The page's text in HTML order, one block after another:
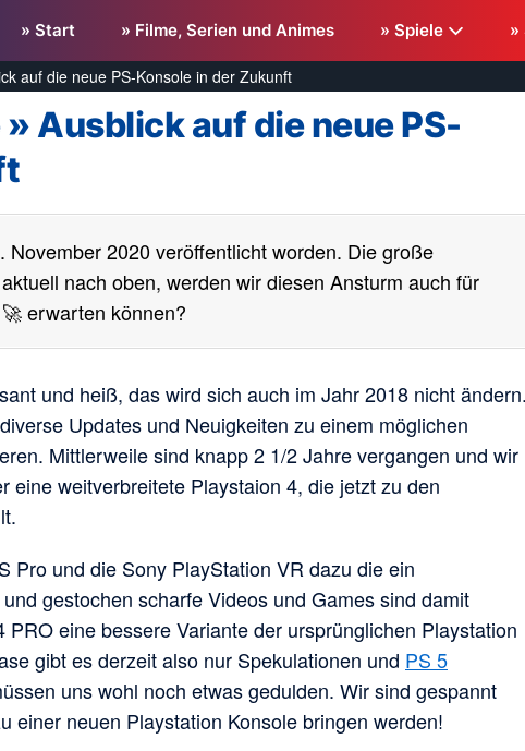
» Start » Filme, Serien und Animes » Spiele »
auf die neue PS-Konsole in der Zukunft
Ausblick auf die neue PS-
November 2020 veröffentlicht worden. Die große
nach oben, werden wir diesen Ansturm auch für
🚀 erwarten können?
und heiß, das wird sich auch im Jahr 2018 nicht ändern.
Updates und Neuigkeiten zu einem möglichen
Mittlerweile sind knapp 2 1/2 Jahre vergangen und wir
eine weitverbreitete Playstaion 4, die jetzt zu den
Pro und die Sony PlayStation VR dazu die ein
gestochen scharfe Videos und Games sind damit
eine bessere Variante der ursprünglichen Playstation
gibt es derzeit also nur Spekulationen und PS 5
uns wohl noch etwas gedulden. Wir sind gespannt
einer neuen Playstation Konsole bringen werden!